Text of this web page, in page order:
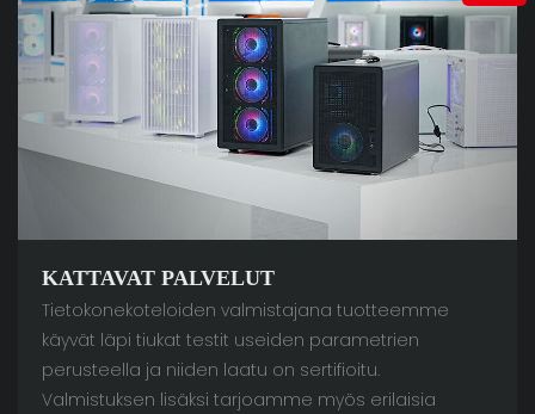
KATTAVAT PALVELUT
Tietokonekoteloiden valmistajana tuotteemme
käyvät läpi tiukat testit useiden parametrien
perusteella ja niiden laatu on sertifioitu.
Valmistuksen lisäksi tarjoamme myös erilaisia ​​